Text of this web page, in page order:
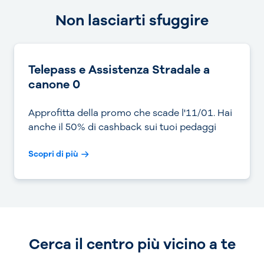
Non lasciarti sfuggire
Telepass e Assistenza Stradale a
canone 0
Approfitta della promo che scade l'11/01. Hai
anche il 50% di cashback sui tuoi pedaggi
Scopri di più
Cerca il centro più vicino a te